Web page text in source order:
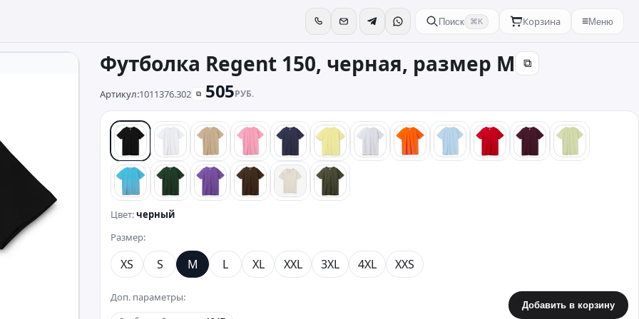
Поиск ⌘K Корзина ≡Меню
Футболка Regent 150, черная, размер M ⧉
Артикул:1011376.302 ⧉ 505РУБ.
черный белый песочныйрозовый синий желтый серый оранжевыйголубойкрасный бордовыйзеленый
бирюзовыйтемно-зеленый
фиолетовыйкоричневый
бежевый хаки
Цвет:черный
Размер:
XS S M L XL XXL 3XL 4XL XXS
Доп. параметры:
Добавить в корзину